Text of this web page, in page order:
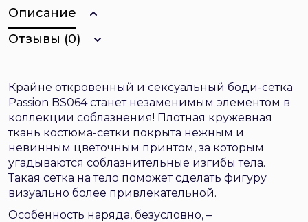
Описание
Отзывы (0)
Крайне откровенный и сексуальный боди-сетка
Passion BS064 станет незаменимым элементом в
коллекции соблазнения! Плотная кружевная
ткань костюма-сетки покрыта нежным и
невинным цветочным принтом, за которым
угадываются соблазнительные изгибы тела.
Такая сетка на тело поможет сделать фигуру
визуально более привлекательной.
Особенность наряда, безусловно, –